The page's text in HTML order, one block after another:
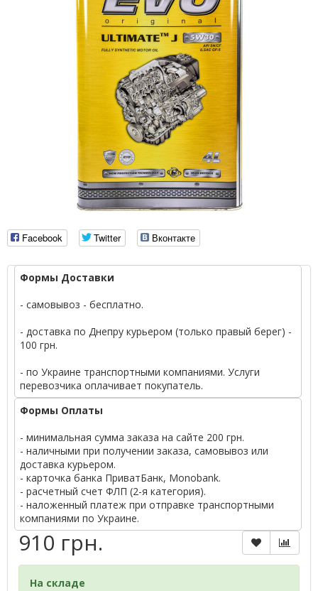
Facebook Twitter Вконтакте
Формы Доставки
- самовывоз - бесплатно.
- доставка по Днепру курьером (только правый берег) -
100 грн.
- по Украине транспортными компаниями. Услуги
перевозчика оплачивает покупатель.
Формы Оплаты
- минимальная сумма заказа на сайте 200 грн.
- наличными при получении заказа, самовывоз или
доставка курьером.
- карточка банка ПриватБанк, Monobank.
- расчетный счет ФЛП (2-я категория).
- наложенный платеж при отправке транспортными
компаниями по Украине.
910 грн.
На складе